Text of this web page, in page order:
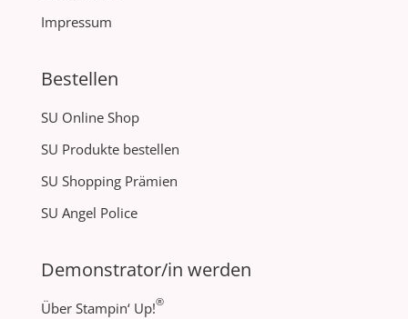
Impressum
Bestellen
SU Online Shop
SU Produkte bestellen
SU Shopping Prämien
SU Angel Police
Demonstrator/in werden
Über Stampin‘ Up!®